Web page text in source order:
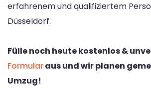
erfahrenem und qualifiziertem
Düsseldorf.
Fülle noch heute kostenlos &
Formularaus und wir planen
Umzug!